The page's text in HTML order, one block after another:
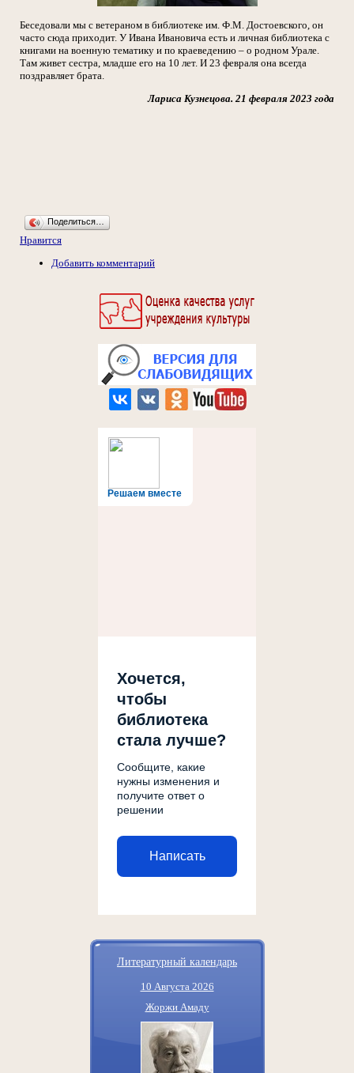
Решаем вместе
Хочется,
чтобы
библиотека
стала лучше?
Сообщите, какие
нужны изменения и
получите ответ о
решении
Написать
Литературный календарь
10 Августа 2026
Жоржи Амаду
Беседовали мы с ветераном в библиотеке им. Ф.М. Достоевского, он
часто сюда приходит. У Ивана Ивановича есть и личная библиотека с
книгами на военную тематику и по краеведению – о родном Урале.
Там живет сестра, младше его на 10 лет. И 23 февраля она всегда
поздравляет брата.
Лариса Кузнецова. 21 февраля 2023 года
Поделиться…
Нравится
Добавить комментарий